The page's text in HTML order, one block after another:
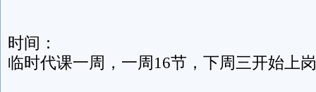
时间：
临时代课一周，一周16节，下周三开始上岗